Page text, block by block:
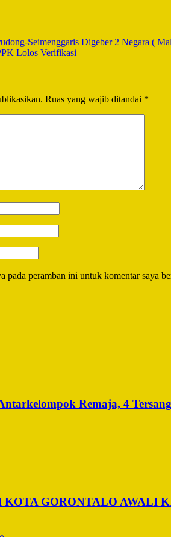
Seimenggaris Digeber 2 Negara (
Lolos Verifikasi
Ruas yang wajib ditandai *
pada peramban ini untuk komentar saya
Remaja, 4
GORONTALO AWALI